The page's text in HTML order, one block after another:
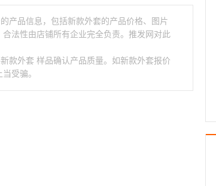
新款外套
新款外套
新款外套
产品信息，包括新款外套的产品价格、图片
法性由店铺所有企业完全负责。推发网对此
款外套 样品确认产品质量。如新款外套报价
受骗。